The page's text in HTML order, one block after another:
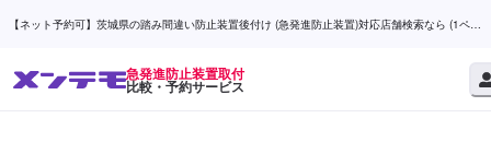
【ネット予約可】茨城県の踏み間違い防止装置後付け (急発進防止装置)対応店舗検索なら (1ペー
急発進防止装置取付
比較・予約サービス